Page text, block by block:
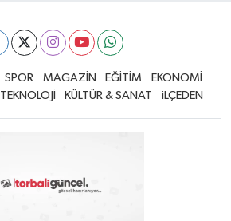
SPOR MAGAZİN EĞİTİM
EKONOMİ
TEKNOLOJİ KÜLTÜR & SANAT iLÇEDEN